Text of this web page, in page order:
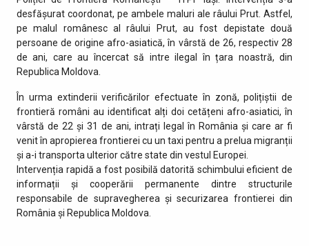
desfășurat coordonat, pe ambele maluri ale râului Prut. Astfel,
pe malul românesc al râului Prut, au fost depistate două
persoane de origine afro-asiatică, în vârstă de 26, respectiv 28
de ani, care au încercat să intre ilegal în țara noastră, din
Republica Moldova.
În urma extinderii verificărilor efectuate în zonă, polițiștii de
frontieră români au identificat alți doi cetățeni afro-asiatici, în
vârstă de 22 și 31 de ani, intrați legal în România și care ar fi
venit în apropierea frontierei cu un taxi pentru a prelua migranții
și a-i transporta ulterior către state din vestul Europei.
Intervenția rapidă a fost posibilă datorită schimbului eficient de
informații și cooperării permanente dintre structurile
responsabile de supravegherea și securizarea frontierei din
România și Republica Moldova.